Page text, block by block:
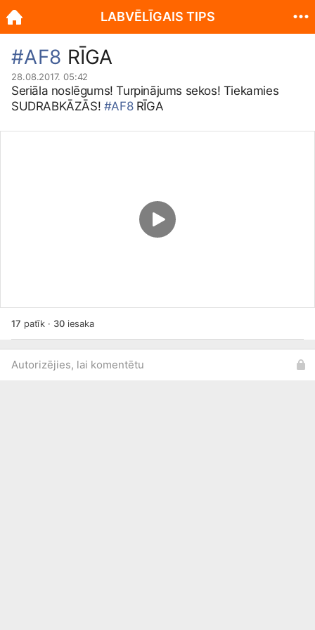
#AF8 RĪGA
28.08.2017. 05:42
Seriāla noslēgums! Turpinājums sekos! Tiekamies
SUDRABKĀZĀS! #AF8RĪGA
17 patīk · 30iesaka
Autorizējies, lai komentētu
LABVĒLĪGAIS TIPS